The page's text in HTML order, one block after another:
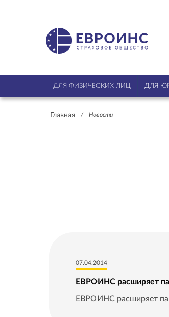
ДЛЯ ФИЗИЧЕСКИХ ЛИЦ ДЛЯ
Главная / Новости
07.04.2014
ЕВРОИНС расширяет
ЕВРОИНС расширяет